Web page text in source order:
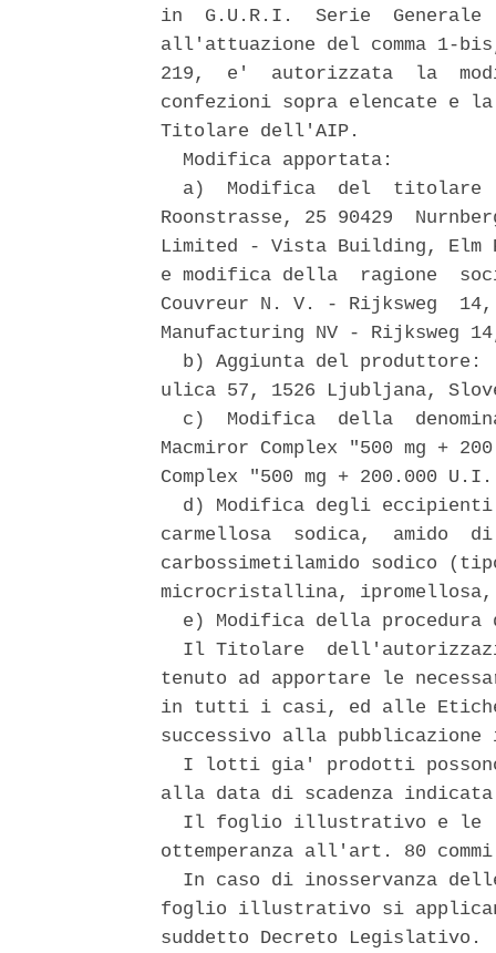
in  G.U.R.I.  Serie
all'attuazione del comma 1-
219,  e'  autorizzata  la
confezioni sopra elencate
Titolare dell'AIP.
  Modifica apportata:
a)  Modifica  del  titolare
Roonstrasse, 25 90429
Limited - Vista Building, Elm
e modifica della  ragione
Couvreur N. V. - Rijksweg
Manufacturing NV - Rijksweg
b) Aggiunta del produttore:
ulica 57, 1526 Ljubljana,
c)  Modifica  della
Macmiror Complex "500 mg +
Complex "500 mg + 200.000
d) Modifica degli
carmellosa  sodica,  amido
carbossimetilamido sodico
microcristallina, ipromellosa,
e) Modifica della
Il Titolare
tenuto ad apportare le
in tutti i casi, ed alle
successivo alla
I lotti gia' prodotti
alla data di scadenza
Il foglio illustrativo e le
ottemperanza all'art. 80
In caso di inosservanza
foglio illustrativo si
suddetto Decreto Legislativo.